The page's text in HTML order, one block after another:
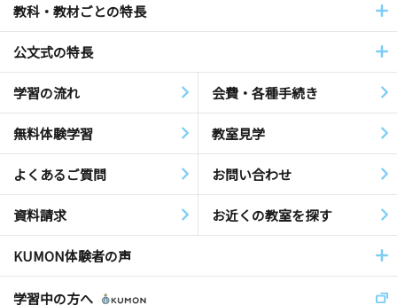
教科・教材ごとの特長
公文式の特長
学習の流れ 会費・各種手続き
無料体験学習 教室見学
よくあるご質問 お問い合わせ
資料請求 お近くの教室を探す
KUMON体験者の声
学習中の方へ